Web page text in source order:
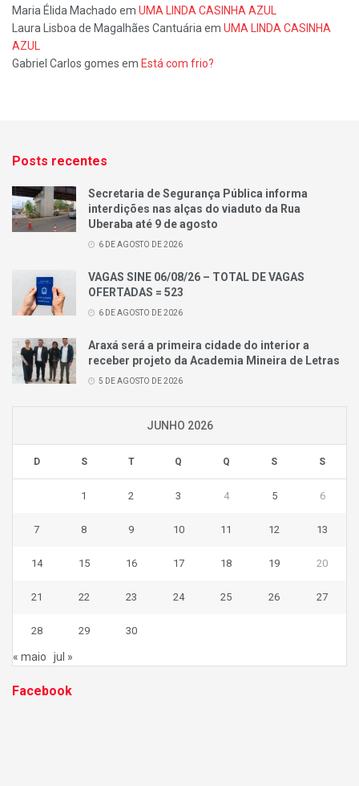
Maria Élida Machado em UMA LINDA CASINHA AZUL
Laura Lisboa de Magalhães Cantuária em UMA LINDA CASINHA
AZUL
Gabriel Carlos gomes em Está com frio?
Posts recentes
Secretaria de Segurança Pública informa
interdições nas alças do viaduto da Rua
Uberaba até 9 de agosto
6 DE AGOSTO DE 2026
VAGAS SINE 06/08/26 – TOTAL DE VAGAS
OFERTADAS = 523
6 DE AGOSTO DE 2026
Araxá será a primeira cidade do interior a
receber projeto da Academia Mineira de Letras
5 DE AGOSTO DE 2026
JUNHO 2026
D S T Q Q S S
1 2 3 4 5 6
7 8 9 10 11 12 13
14 15 16 17 18 19 20
21 22 23 24 25 26 27
28 29 30
« maio jul »
Facebook